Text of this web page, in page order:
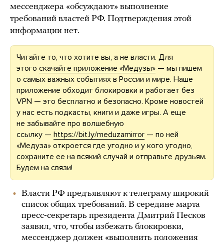
мессенджера «обсуждают» выполнение
требований властей РФ. Подтверждения этой
информации нет.
Читайте то, что хотите вы, а не власти. Для
этого скачайте приложение «Медузы» — мы пишем
о самых важных событиях в России и мире. Наше
приложение обходит блокировки и работает без
VPN — это бесплатно и безопасно. Кроме новостей
у нас есть подкасты, книги и даже игры. А еще
не забывайте про волшебную
ссылку — https://bit.ly/meduzamirror — по ней
«Медуза» откроется где угодно и у кого угодно,
сохраните ее на всякий случай и отправьте друзьям.
Будем на связи!
Власти РФ предъявляют к телеграму широкий
список общих требований. В середине марта
пресс-секретарь президента Дмитрий Песков
заявил, что, чтобы избежать блокировки,
мессенджер должен «выполнить положения